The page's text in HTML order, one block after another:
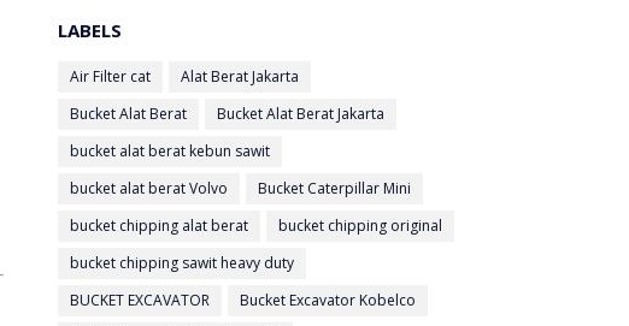
LABELS
Air Filter cat
Alat Berat Jakarta
Bucket Alat Berat
Bucket Alat Berat Jakarta
bucket alat berat kebun sawit
bucket alat berat Volvo
Bucket Caterpillar Mini
bucket chipping alat berat
bucket chipping original
bucket chipping sawit heavy duty
BUCKET EXCAVATOR
Bucket Excavator Kobelco